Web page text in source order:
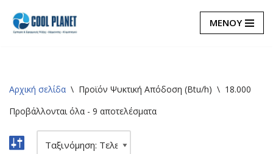
Μεταπηδήστε
ΜΕΝΟΥ
Αρχική σελίδα \ Προϊόν Ψυκτική Απόδοση (Btu/h) \ 18.000
Προβάλλονται όλα - 9 αποτελέσματα